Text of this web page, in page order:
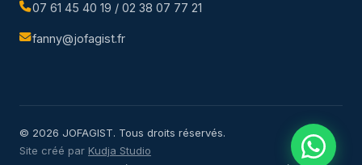
07 61 45 40 19 / 02 38 07 77 21
fanny@jofagist.fr
© 2026 JOFAGIST. Tous droits réservés.
Site créé par Kudja Studio